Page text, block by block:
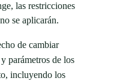
las restricciones
se aplicarán.
de cambiar
parámetros de los
incluyendo los